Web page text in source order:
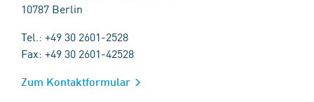
10787 Berlin
Tel.: +49 30 2601-2528
Fax: +49 30 2601-42528
Zum Kontaktformular